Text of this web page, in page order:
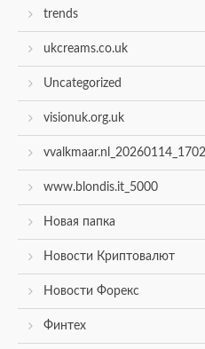
trends
ukcreams.co.uk
Uncategorized
visionuk.org.uk
www.blondis.it_5000
Новая папка
Новости Криптовалют
Новости Форекс
Финтех